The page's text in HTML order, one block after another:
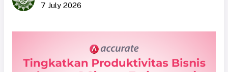
7 July 2026